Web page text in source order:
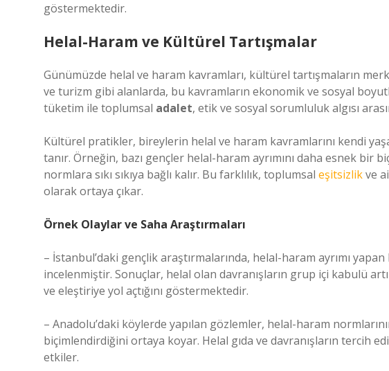
göstermektedir.
Helal-Haram ve Kültürel Tartışmalar
Günümüzde helal ve haram kavramları, kültürel tartışmaların
ve turizm gibi alanlarda, bu kavramların ekonomik ve sosyal
tüketim ile toplumsal adalet, etik ve sosyal sorumluluk algısı
Kültürel pratikler, bireylerin helal ve haram kavramlarını kendi
tanır. Örneğin, bazı gençler helal-haram ayrımını daha esnek bir
normlara sıkı sıkıya bağlı kalır. Bu farklılık, toplumsal eşitsizlikve
olarak ortaya çıkar.
Örnek Olaylar ve Saha Araştırmaları
– İstanbul’daki gençlik araştırmalarında, helal-haram ayrımı
incelenmiştir. Sonuçlar, helal olan davranışların grup içi kabulü
ve eleştiriye yol açtığını göstermektedir.
– Anadolu’daki köylerde yapılan gözlemler, helal-haram
biçimlendirdiğini ortaya koyar. Helal gıda ve davranışların tercih
etkiler.